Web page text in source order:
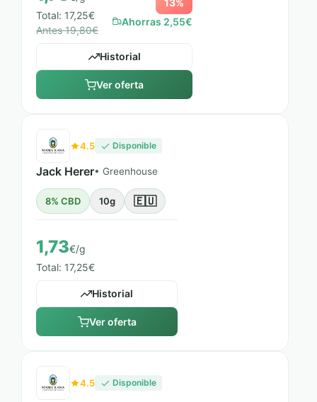
Total: 17,25€
Antes 19,80€
13%
Ahorras 2,55€
Historial
Ver oferta
4.5 Disponible
Jack Herer• Greenhouse
8% CBD 10g 🇪🇺
1,73€/g
Total: 17,25€
Historial
Ver oferta
4.5 Disponible